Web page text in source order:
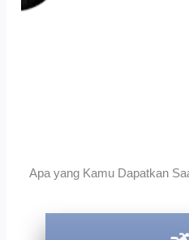
Apa yang Kamu Dapatkan